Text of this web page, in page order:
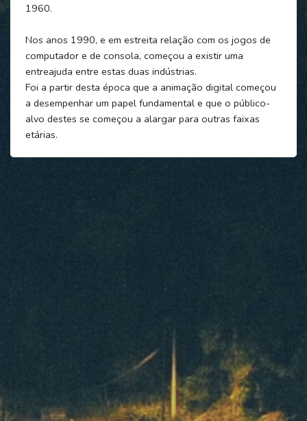
1960.
Nos anos 1990, e em estreita relação com os jogos de
computador e de consola, começou a existir uma
entreajuda entre estas duas indústrias.
Foi a partir desta época que a animação digital começou
a desempenhar um papel fundamental e que o público-
alvo destes se começou a alargar para outras faixas
etárias.